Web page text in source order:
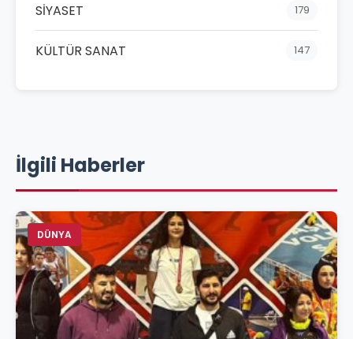
SİYASET 179
KÜLTÜR SANAT 147
İlgili Haberler
DÜNYA